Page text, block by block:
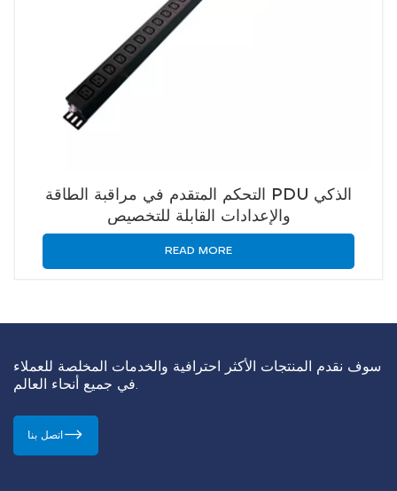
التحكم المتقدم في مراقبة الطاقة PDU الذكي
والإعدادات القابلة للتخصيص
READ MORE
سوف نقدم المنتجات الأكثر احترافية والخدمات المخلصة للعملاء
في جميع أنحاء العالم.
اتصل بنا